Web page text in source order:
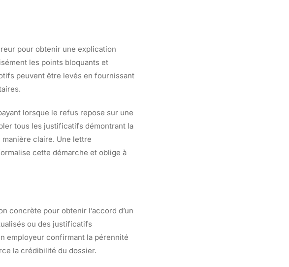
pour obtenir une explication
les points bloquants et
peuvent être levés en fournissant
lorsque le refus repose sur une
tous les justificatifs démontrant la
claire. Une lettre
cette démarche et oblige à
concrète pour obtenir l’accord d’un
ou des justificatifs
employeur confirmant la pérennité
la crédibilité du dossier.